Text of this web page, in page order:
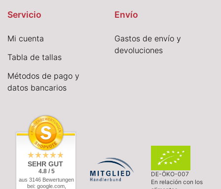
Servicio
Mi cuenta
Tabla de tallas
Métodos de pago y
datos bancarios
Envío
Gastos de envío y
devoluciones
SEHR GUT
4.8 / 5
aus 3146 Bewertungen
bei: google.com,
DE-ÖKO-007
En relación con los